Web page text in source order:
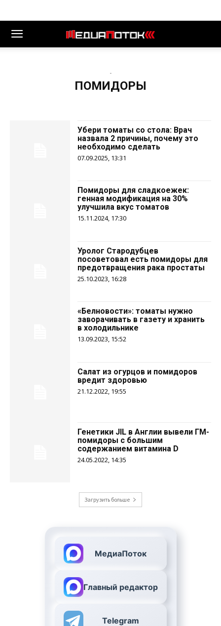
-
ПОМИДОРЫ
Убери томаты со стола: Врач
назвала 2 причины, почему это
необходимо сделать
07.09.2025, 13:31
Помидоры для сладкоежек:
генная модификация на 30%
улучшила вкус томатов
15.11.2024, 17:30
Уролог Стародубцев
посоветовал есть помидоры для
предотвращения рака простаты
25.10.2023, 16:28
«Белновости»: томаты нужно
заворачивать в газету и хранить
в холодильнике
13.09.2023, 15:52
Салат из огурцов и помидоров
вредит здоровью
21.12.2022, 19:55
Генетики JIL в Англии вывели ГМ-
помидоры с большим
содержанием витамина D
24.05.2022, 14:35
Загрузить больше
МедиаПоток
Главный редактор
Telegram